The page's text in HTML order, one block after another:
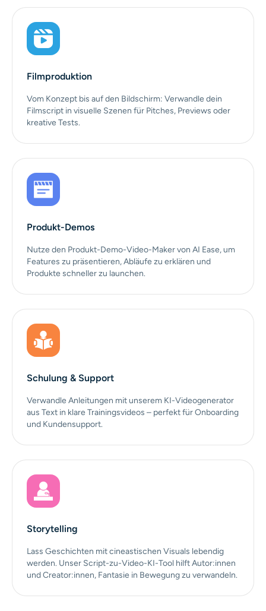
Filmproduktion
Vom Konzept bis auf den Bildschirm: Verwandle dein
Filmscript in visuelle Szenen für Pitches, Previews oder
kreative Tests.
Produkt-Demos
Nutze den Produkt-Demo-Video-Maker von AI Ease, um
Features zu präsentieren, Abläufe zu erklären und
Produkte schneller zu launchen.
Schulung & Support
Verwandle Anleitungen mit unserem KI-Videogenerator
aus Text in klare Trainingsvideos – perfekt für Onboarding
und Kundensupport.
Storytelling
Lass Geschichten mit cineastischen Visuals lebendig
werden. Unser Script-zu-Video-KI-Tool hilft Autor:innen
und Creator:innen, Fantasie in Bewegung zu verwandeln.